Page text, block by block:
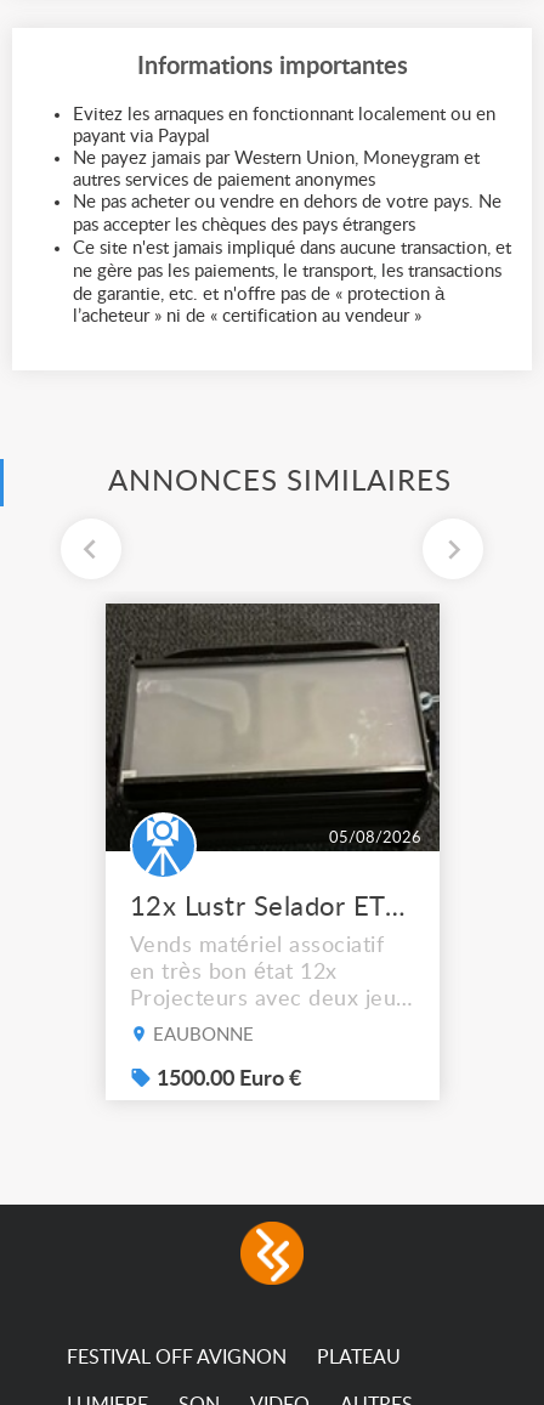
Informations importantes
Evitez les arnaques en fonctionnant localement ou en
payant via Paypal
Ne payez jamais par Western Union, Moneygram et
autres services de paiement anonymes
Ne pas acheter ou vendre en dehors de votre pays. Ne
pas accepter les chèques des pays étrangers
Ce site n'est jamais impliqué dans aucune transaction, et
ne gère pas les paiements, le transport, les transactions
de garantie, etc. et n'offre pas de « protection à
l’acheteur » ni de « certification au vendeur »
ANNONCES SIMILAIRES
05/08/2026
12x Lustr Selador ETC Led 7x colors filtres
Vends matériel associatif
en très bon état 12x
Projecteurs avec deux jeux
de filtre filtre Lustr Selador
system – seven colour
LEDs providing the
consumption The
permanence of a 50,000-
EAUBONNE
1500.00 Euro €
FESTIVAL OFF AVIGNON PLATEAU